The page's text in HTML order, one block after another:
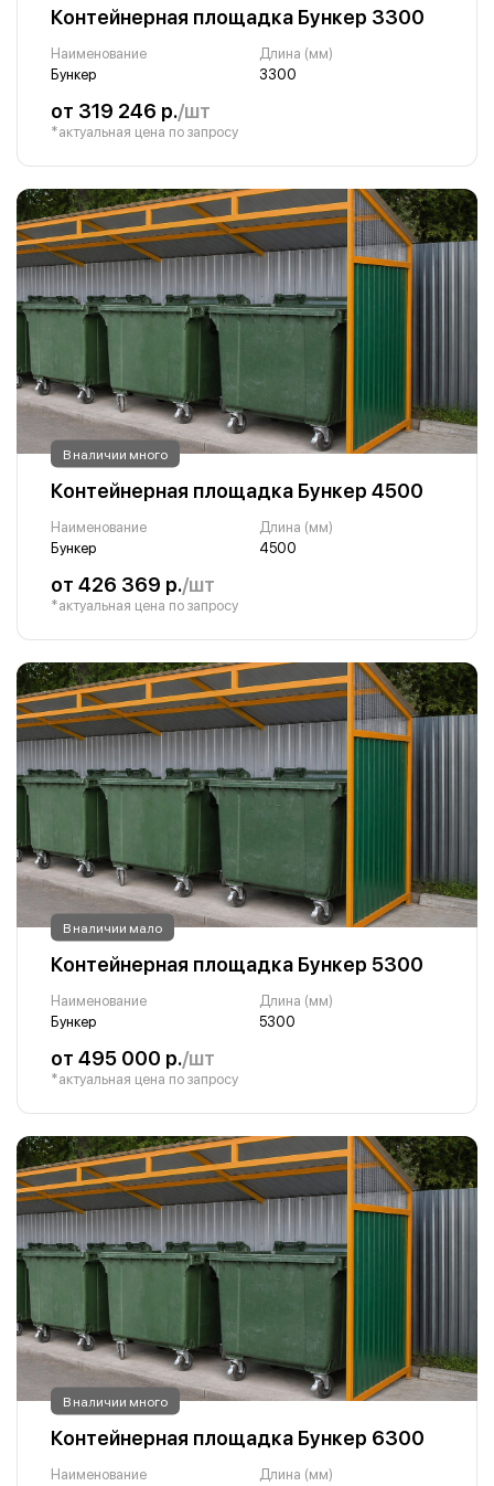
Контейнерная площадка Бункер 3300
Наименование
Бункер
Длина (мм)
3300
от 319 246 р./шт
*актуальная цена по запросу
В наличии много
Контейнерная площадка Бункер 4500
Наименование
Бункер
Длина (мм)
4500
от 426 369 р./шт
*актуальная цена по запросу
В наличии мало
Контейнерная площадка Бункер 5300
Наименование
Бункер
Длина (мм)
5300
от 495 000 р./шт
*актуальная цена по запросу
В наличии много
Контейнерная площадка Бункер 6300
Наименование
Длина (мм)